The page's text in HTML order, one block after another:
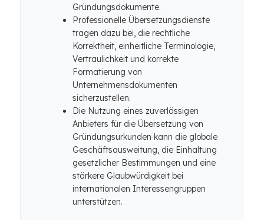
Gründungsdokumente.
Professionelle Übersetzungsdienste
tragen dazu bei, die rechtliche
Korrektheit, einheitliche Terminologie,
Vertraulichkeit und korrekte
Formatierung von
Unternehmensdokumenten
sicherzustellen.
Die Nutzung eines zuverlässigen
Anbieters für die Übersetzung von
Gründungsurkunden kann die globale
Geschäftsausweitung, die Einhaltung
gesetzlicher Bestimmungen und eine
stärkere Glaubwürdigkeit bei
internationalen Interessengruppen
unterstützen.